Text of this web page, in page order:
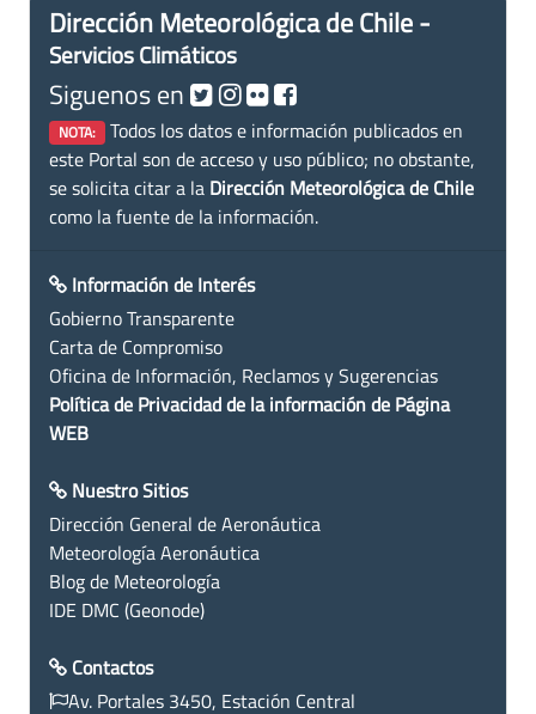
Dirección Meteorológica de Chile -
Servicios Climáticos
Siguenos en
NOTA: Todos los datos e información publicados en
este Portal son de acceso y uso público; no obstante,
se solicita citar a la Dirección Meteorológica de Chile
como la fuente de la información.
Información de Interés
Gobierno Transparente
Carta de Compromiso
Oficina de Información, Reclamos y Sugerencias
Política de Privacidad de la información de Página
WEB
Nuestro Sitios
Dirección General de Aeronáutica
Meteorología Aeronáutica
Blog de Meteorología
IDE DMC (Geonode)
Contactos
Av. Portales 3450, Estación Central